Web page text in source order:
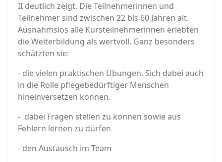
II deutlich zeigt. Die Teilnehmerinnen und
Teilnehmer sind zwischen 22 bis 60 Jahren alt.
Ausnahmslos alle Kursteilnehmerinnen erlebten
die Weiterbildung als wertvoll. Ganz besonders
schätzten sie:
- die vielen praktischen Übungen. Sich dabei auch
in die Rolle pflegebedürftiger Menschen
hineinversetzen können.
- dabei Fragen stellen zu können sowie aus
Fehlern lernen zu dürfen
- den Austausch im Team